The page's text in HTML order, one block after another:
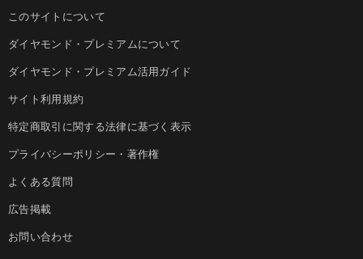
このサイトについて
ダイヤモンド・プレミアムについて
ダイヤモンド・プレミアム活用ガイド
サイト利用規約
特定商取引に関する法律に基づく表示
プライバシーポリシー・著作権
よくある質問
広告掲載
お問い合わせ